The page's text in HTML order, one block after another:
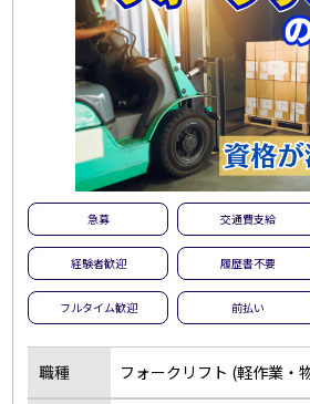
急募 交通費支給
経験者歓迎 履歴書不要
フルタイム歓迎 前払い
職種 フォークリフト (軽作業・